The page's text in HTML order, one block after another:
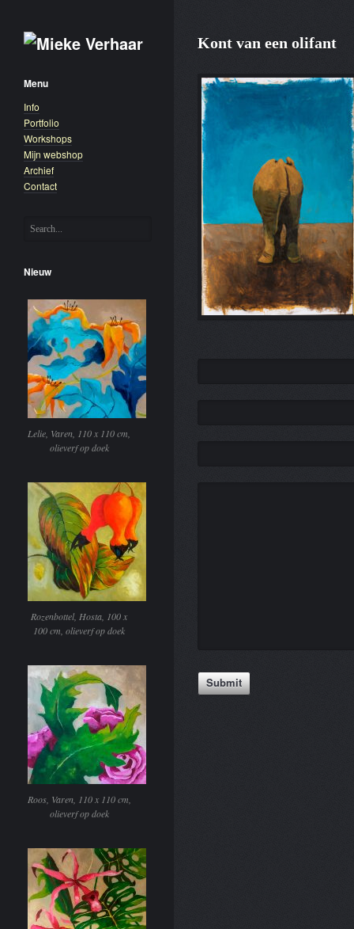
Menu
Info
Portfolio
Workshops
Mijn webshop
Archief
Contact
Nieuw
Lelie, Varen, 110 x 110 cm,
olieverf op doek
Rozenbottel, Hosta, 100 x
100 cm, olieverf op doek
Roos, Varen, 110 x 110 cm,
olieverf op doek
Kont van een olifant